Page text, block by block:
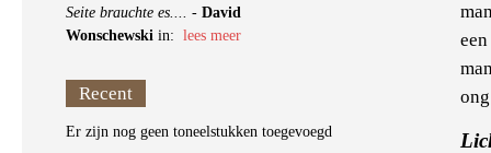
Seite brauchte es.... - David
Wonschewski in: lees meer
Recent
Er zijn nog geen toneelstukken toegevoegd